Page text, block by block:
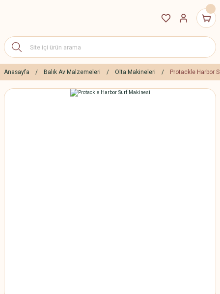
Anasayfa Balık Av Malzemeleri Olta Makineleri Protackle Harbor